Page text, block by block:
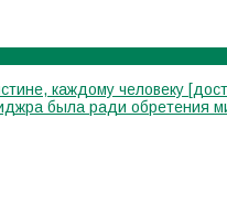
каждому человеку
была ради обретения